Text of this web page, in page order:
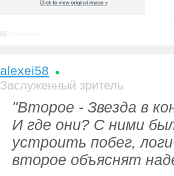
alexei58
Заслуженный зритель
"Второе - Звезда в
И где они? С ними
устроить побег,
второе объяснят